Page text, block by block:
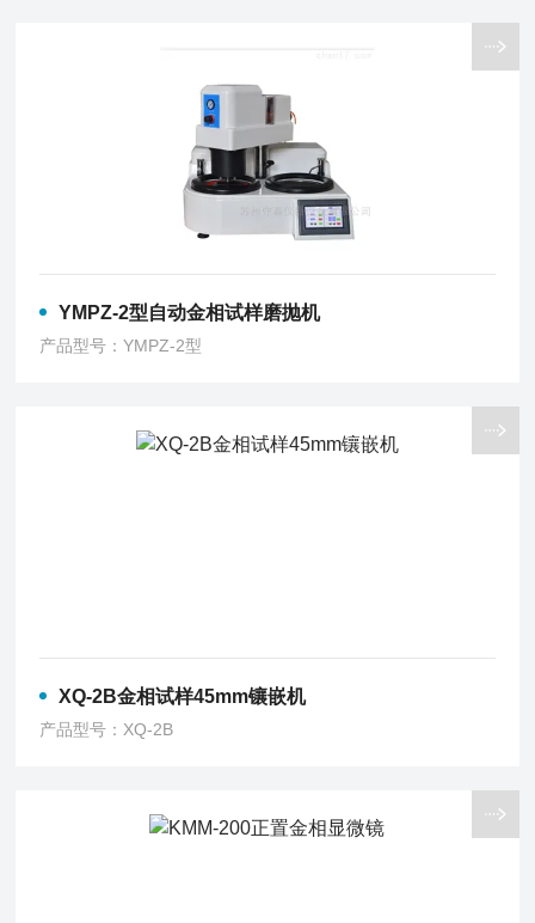
YMPZ-2型自动金相试样磨抛机
产品型号：YMPZ-2型
XQ-2B金相试样45mm镶嵌机
产品型号：XQ-2B